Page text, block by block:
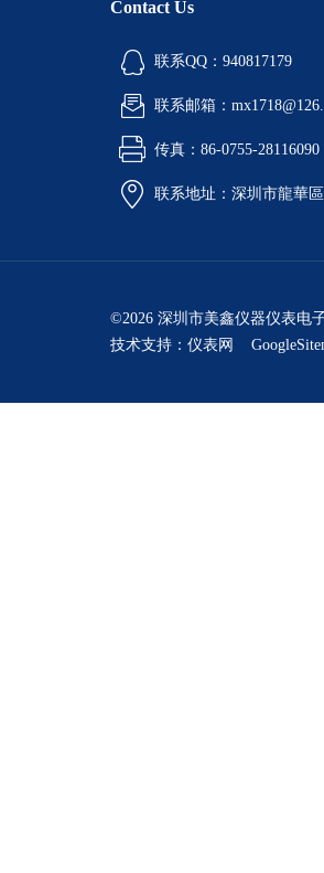
Contact Us
联系QQ：940817179
联系邮箱：
传真：86-0755-28116090
联系地址：深圳市龍華
©2026 深圳市美鑫仪器仪表电
技术支持： 仪表网